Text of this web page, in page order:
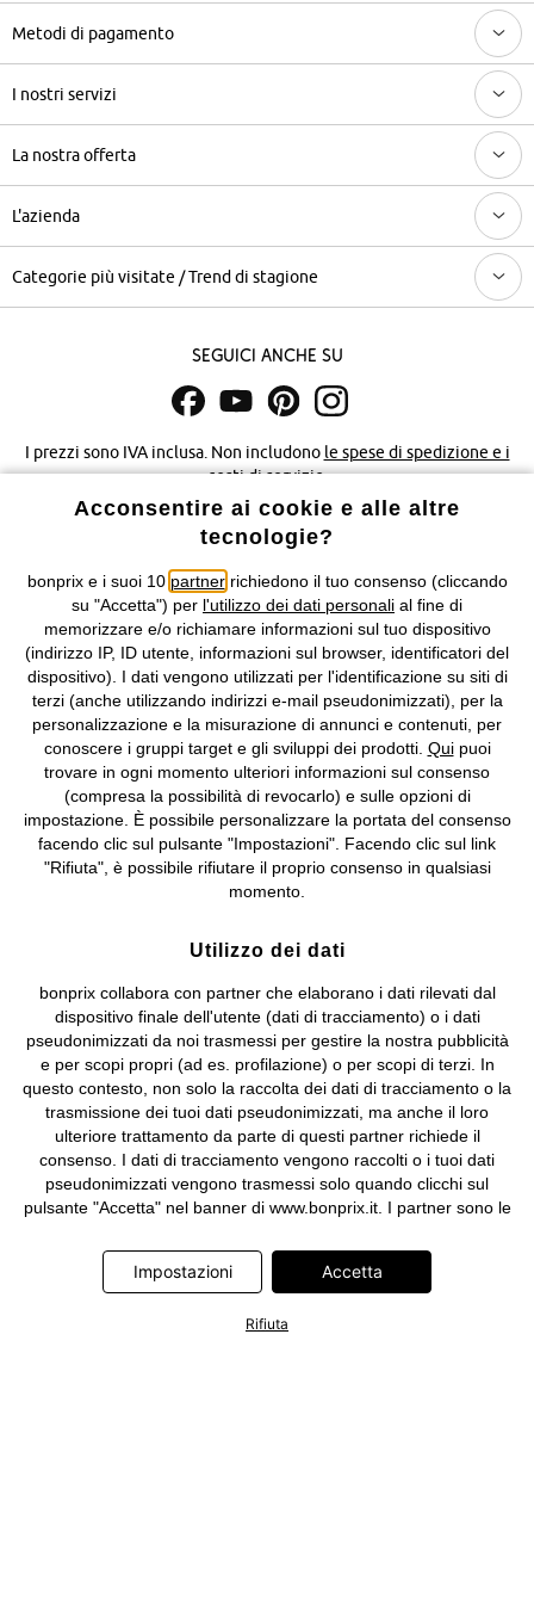
Metodi di pagamento
I nostri servizi
La nostra offerta
L'azienda
Categorie più visitate / Trend di stagione
Seguici anche su
I prezzi sono IVA inclusa. Non includono le spese di spedizione e i
costi di servizio.
Condizioni di vendita Accessibilità
Informativa privacy e cookie Gestione dei cookie
Informazioni legali Diritto di recesso
2026 bonprix. Tutti i diritti riservati.
bonprix S.r.l. con socio unico, sede legale: via Adua 33 - 13855
Valdengo (BI) C.F. 01510910027 - P.I. 01939830020, Reg. Imprese di
Biella n. 01510910027, R.E.A. BI - 171345, N. Reg. Pile:
IT09060P00000858, N. Reg. AEE: IT08020000002105 Capitale
Sociale: euro 1.000.000 i.v, Società soggetta all'attività di direzione
e coordinamento di bonprix Beteiligungs -Verwaltungsgesellschaft
mbH.
Acconsentire ai cookie e alle altre
tecnologie?
bonprix e i suoi 10 partnerrichiedono il tuo consenso (cliccando
su "Accetta") per l'utilizzo dei dati personali al fine di
memorizzare e/o richiamare informazioni sul tuo dispositivo
(indirizzo IP, ID utente, informazioni sul browser, identificatori del
dispositivo). I dati vengono utilizzati per l'identificazione su siti di
terzi (anche utilizzando indirizzi e-mail pseudonimizzati), per la
personalizzazione e la misurazione di annunci e contenuti, per
conoscere i gruppi target e gli sviluppi dei prodotti. Quipuoi
trovare in ogni momento ulteriori informazioni sul consenso
(compresa la possibilità di revocarlo) e sulle opzioni di
impostazione. È possibile personalizzare la portata del consenso
facendo clic sul pulsante "Impostazioni". Facendo clic sul link
"Rifiuta", è possibile rifiutare il proprio consenso in qualsiasi
momento.
Utilizzo dei dati
bonprix collabora con partner che elaborano i dati rilevati dal
dispositivo finale dell'utente (dati di tracciamento) o i dati
pseudonimizzati da noi trasmessi per gestire la nostra pubblicità
e per scopi propri (ad es. profilazione) o per scopi di terzi. In
questo contesto, non solo la raccolta dei dati di tracciamento o la
trasmissione dei tuoi dati pseudonimizzati, ma anche il loro
ulteriore trattamento da parte di questi partner richiede il
consenso. I dati di tracciamento vengono raccolti o i tuoi dati
pseudonimizzati vengono trasmessi solo quando clicchi sul
pulsante "Accetta" nel banner di www.bonprix.it. I partner sono le
Limited, Hurra Communications GmbH, ID5 Technology Ltd,
Meta Platforms Ireland Limited, Microsoft Ireland Operations
Information Technologies UK Limited. Ulteriori informazioni sul
Impostazioni Accetta
Rifiuta